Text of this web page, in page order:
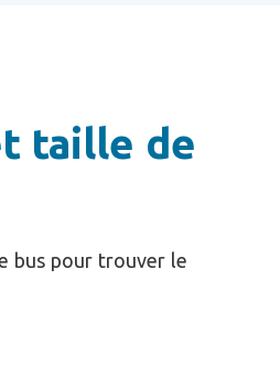
taille de
bus pour trouver le